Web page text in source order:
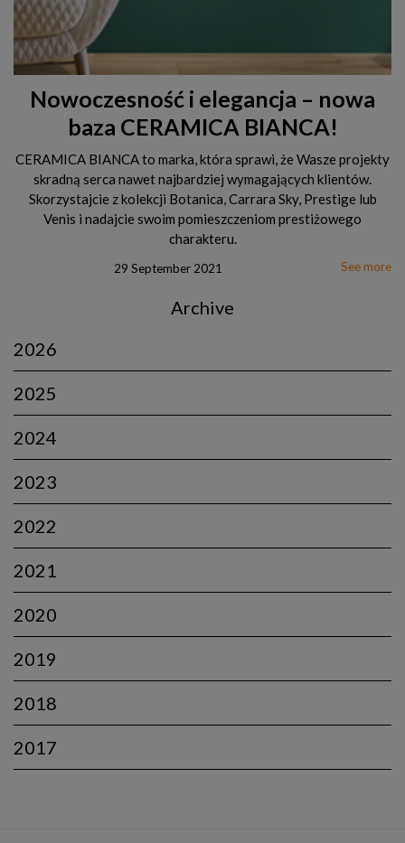
Nowoczesność i elegancja – nowa
baza CERAMICA BIANCA!
CERAMICA BIANCA to marka, która sprawi, że Wasze projekty
skradną serca nawet najbardziej wymagających klientów.
Skorzystajcie z kolekcji Botanica, Carrara Sky, Prestige lub
Venis i nadajcie swoim pomieszczeniom prestiżowego
charakteru.
29 September 2021 See more
Archive
2026
2025
2024
2023
2022
2021
2020
2019
2018
2017